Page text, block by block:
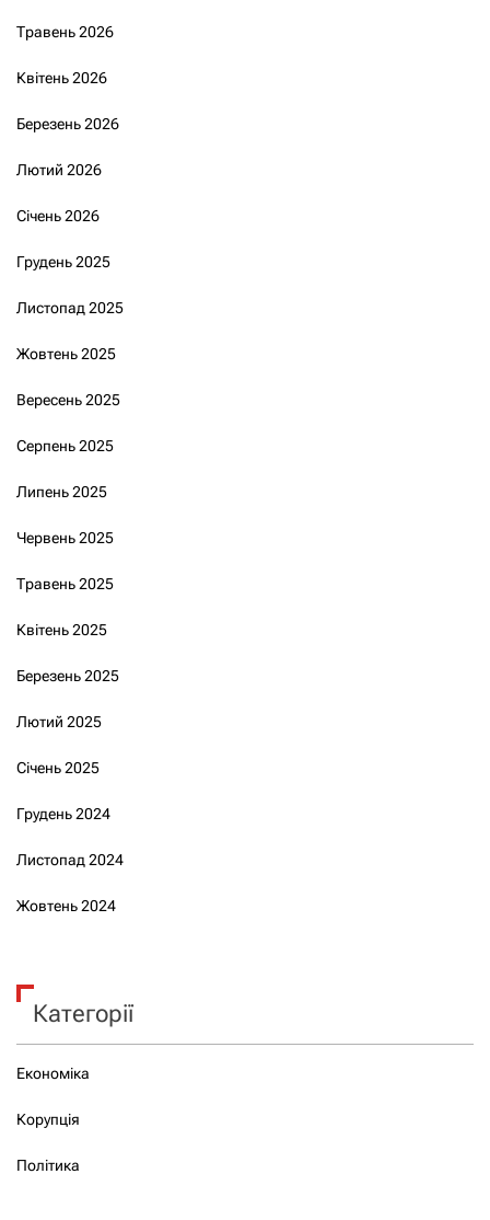
Травень 2026
Квітень 2026
Березень 2026
Лютий 2026
Січень 2026
Грудень 2025
Листопад 2025
Жовтень 2025
Вересень 2025
Серпень 2025
Липень 2025
Червень 2025
Травень 2025
Квітень 2025
Березень 2025
Лютий 2025
Січень 2025
Грудень 2024
Листопад 2024
Жовтень 2024
Категорії
Економіка
Корупція
Політика